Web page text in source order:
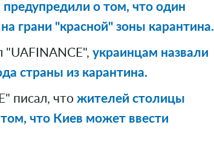
предупредили о том, что один
грани "красной" зоны карантина.
"UAFINANCE", украинцам назвали
страны из карантина.
писал, что жителей столицы
что Киев может ввести